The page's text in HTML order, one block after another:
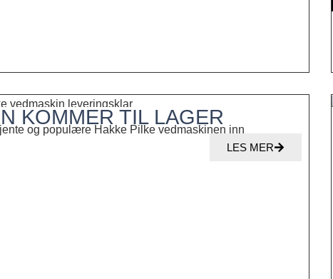
KOMMER TIL LAGER
og populære Hakke Pilke vedmaskinen inn
LES MER